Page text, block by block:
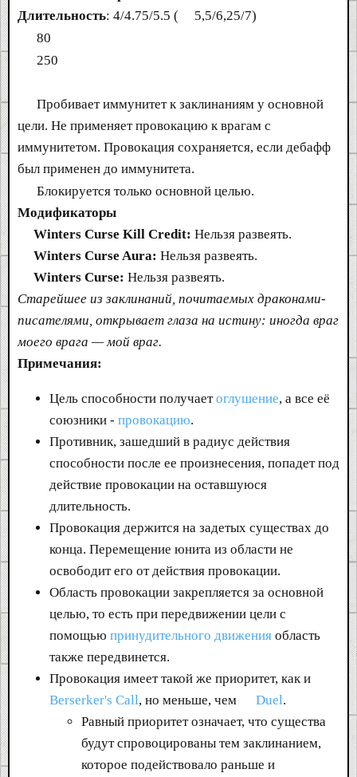
Длительность: 4/4.75/5.5 (
5,5/6,25/7)
80
250
Пробивает иммунитет к заклинаниям у основной
цели. Не применяет провокацию к врагам с
иммунитетом. Провокация сохраняется, если дебафф
был применен до иммунитета.
Блокируется только основной целью.
Модификаторы
Winters Curse Kill Credit: Нельзя развеять.
Winters Curse Aura: Нельзя развеять.
Winters Curse: Нельзя развеять.
Старейшее из заклинаний, почитаемых драконами-
писателями, открывает глаза на истину: иногда враг
моего врага — мой враг.
Примечания:
Цель способности получаетоглушение, а все её
союзники - провокацию.
Противник, зашедший в радиус действия
способности после ее произнесения, попадет под
действие провокации на оставшуюся
длительность.
Провокация держится на задетых существах до
конца. Перемещение юнита из области не
освободит его от действия провокации.
Область провокации закрепляется за основной
целью, то есть при передвижении цели c
помощью принудительного движения область
также передвинется.
Провокация имеет такой же приоритет, как и
Berserker's Call, но меньше, чем Duel.
Равный приоритет означает, что существа
будут спровоцированы тем заклинанием,
которое подействовало раньше и